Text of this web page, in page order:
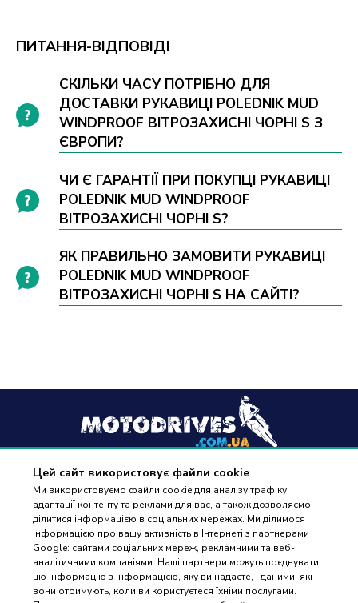
Цей сайт використовує файли cookie
Ми використовуємо файли cookie для аналізу трафіку,
адаптації контенту та реклами для вас, а також дозволяємо
ділитися інформацією в соціальних мережах. Ми ділимося
інформацією про вашу активність в Інтернеті з партнерами
Google: сайтами соціальних мереж, рекламними та веб-
аналітичними компаніями. Наші партнери можуть поєднувати
цю інформацію з інформацією, яку ви надаєте, і даними, які
вони отримують, коли ви користуєтеся їхніми послугами.
ПИТАННЯ-ВІДПОВІДІ
СКІЛЬКИ ЧАСУ ПОТРІБНО ДЛЯ
ДОСТАВКИ РУКАВИЦІ POLEDNIK MUD
WINDPROOF ВІТРОЗАХИСНІ ЧОРНІ S З
ЄВРОПИ?
ЧИ Є ГАРАНТІЇ ПРИ ПОКУПЦІ РУКАВИЦІ
POLEDNIK MUD WINDPROOF
ВІТРОЗАХИСНІ ЧОРНІ S?
ЯК ПРАВИЛЬНО ЗАМОВИТИ РУКАВИЦІ
POLEDNIK MUD WINDPROOF
ВІТРОЗАХИСНІ ЧОРНІ S НА САЙТІ?
+38(096) 488 77 88
дзвінки приймаються в робочі дні з 9:00 до 18:00
ПІДБІР